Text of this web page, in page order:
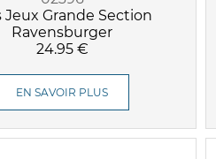
Jeux Grande Section
Ravensburger
24.95 €
EN SAVOIR PLUS